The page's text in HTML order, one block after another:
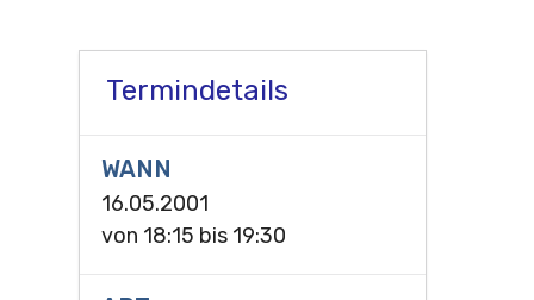
Termindetails
WANN
16.05.2001
von 18:15 bis 19:30